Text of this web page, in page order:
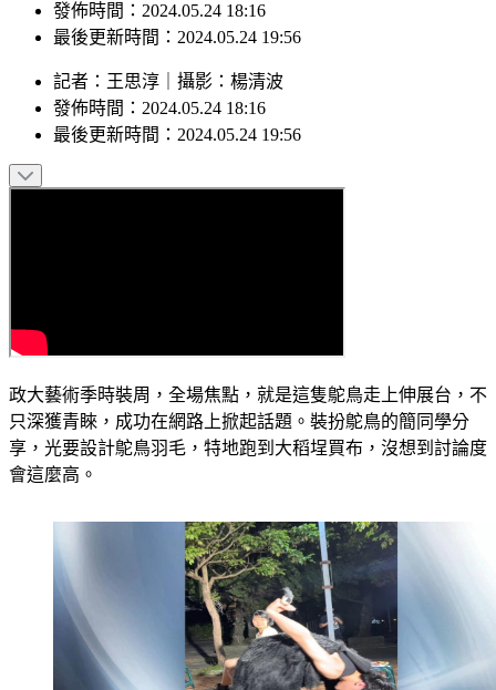
記者：王思淳｜攝影：楊清波
發佈時間：2024.05.24 18:16
記者：王思淳｜攝影：楊清波
發佈時間：2024.05.24 18:16
政大藝術季時裝周，全場焦點，就是這隻鴕鳥走上伸展台，不
只深獲青睞，成功在網路上掀起話題。裝扮鴕鳥的簡同學分
享，光要設計鴕鳥羽毛，特地跑到大稻埕買布，沒想到討論度